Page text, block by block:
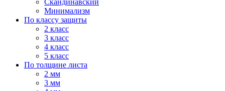
Скандинавский
Минимализм
По классу защиты
2 класс
3 класс
4 класс
5 класс
По толщине листа
2 мм
3 мм